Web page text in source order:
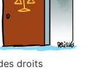
droits